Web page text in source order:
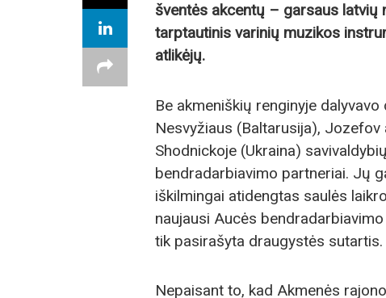
šventės akcentų – garsaus latvių
tarptautinis varinių muzikos
atlikėjų.
Be akmeniškių renginyje
Nesvyžiaus (Baltarusija),
Shodnickoje (Ukraina)
bendradarbiavimo partneriai. Jų
iškilmingai atidengtas saulės
naujausi Aucės
tik pasirašyta draugystės sutartis.
Nepaisant to, kad Akmenės